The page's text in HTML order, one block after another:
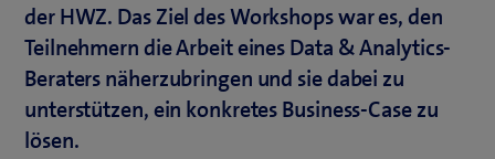
der HWZ. Das Ziel des Workshops war es, den
Teilnehmern die Arbeit eines Data & Analytics-
Beraters näherzubringen und sie dabei zu
unterstützen, ein konkretes Business-Case zu
lösen.